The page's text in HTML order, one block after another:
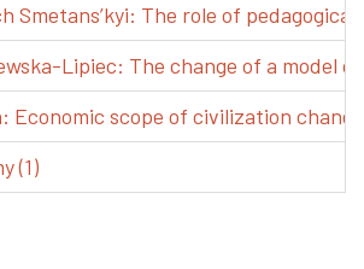
Smetans’kyi: The role of
Lipiec: The change of a model
Economic scope of civilization
(1)